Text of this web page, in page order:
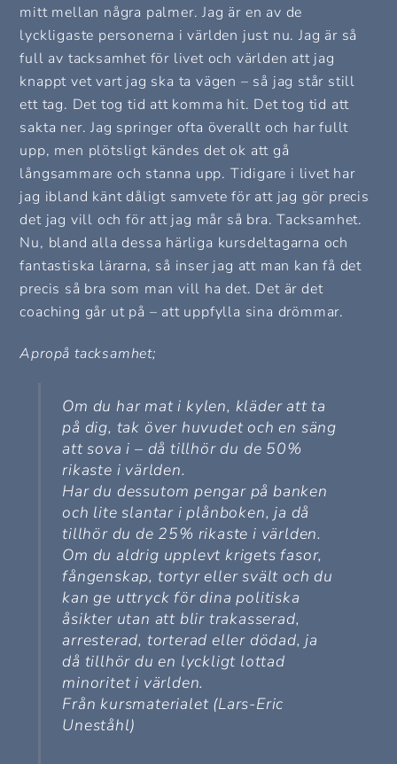
mitt mellan några palmer. Jag är en av de
lyckligaste personerna i världen just nu. Jag är så
full av tacksamhet för livet och världen att jag
knappt vet vart jag ska ta vägen – så jag står still
ett tag. Det tog tid att komma hit. Det tog tid att
sakta ner. Jag springer ofta överallt och har fullt
upp, men plötsligt kändes det ok att gå
långsammare och stanna upp. Tidigare i livet har
jag ibland känt dåligt samvete för att jag gör precis
det jag vill och för att jag mår så bra. Tacksamhet.
Nu, bland alla dessa härliga kursdeltagarna och
fantastiska lärarna, så inser jag att man kan få det
precis så bra som man vill ha det. Det är det
coaching går ut på – att uppfylla sina drömmar.
Apropå tacksamhet;
Om du har mat i kylen, kläder att ta
på dig, tak över huvudet och en säng
att sova i – då tillhör du de 50%
rikaste i världen.
Har du dessutom pengar på banken
och lite slantar i plånboken, ja då
tillhör du de 25% rikaste i världen.
Om du aldrig upplevt krigets fasor,
fångenskap, tortyr eller svält och du
kan ge uttryck för dina politiska
åsikter utan att blir trakasserad,
arresterad, torterad eller dödad, ja
då tillhör du en lyckligt lottad
minoritet i världen.
Från kursmaterialet (Lars-Eric
Uneståhl)